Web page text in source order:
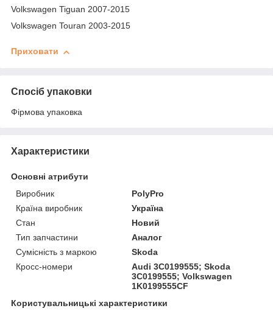
Volkswagen Tiguan 2007-2015
Volkswagen Touran 2003-2015
Приховати
Спосіб упаковки
Фірмова упаковка
Характеристики
Основні атрибути
Виробник
PolyPro
Країна виробник
Україна
Стан
Новий
Тип запчастини
Аналог
Сумісність з маркою
Skoda
Кросс-номери
Audi 3C0199555; Skoda
3C0199555; Volkswagen
1K0199555CF
Користувальницькі характеристики